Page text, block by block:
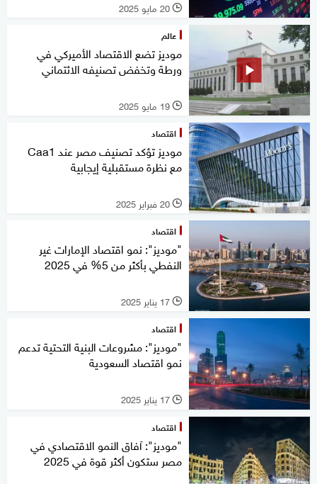
l 20 مايو 2025
عالم
موديز تضع الاقتصاد الأميركي في
ورطة وتخفض تصنيفه الائتماني
l 19 مايو 2025
اقتصاد
موديز تؤكد تصنيف مصر عند Caa1
مع نظرة مستقبلية إيجابية
l 20 فبراير 2025
اقتصاد
"موديز": نمو اقتصاد الإمارات غير
النفطي بأكثر من 5% في 2025
l 17 يناير 2025
اقتصاد
"موديز": مشروعات البنية التحتية تدعم
نمو اقتصاد السعودية
l 17 يناير 2025
اقتصاد
"موديز": آفاق النمو الاقتصادي في
مصر ستكون أكثر قوة في 2025